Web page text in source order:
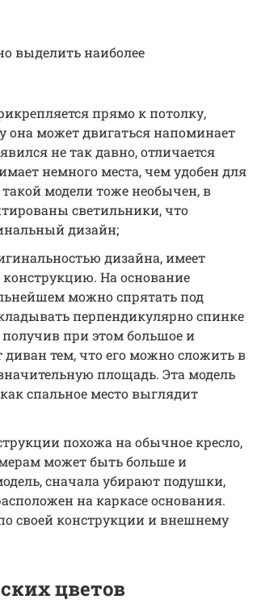
выделить наиболее
прямо к потолку,
она может двигаться напоминает
не так давно, отличается
немного места, чем удобен для
модели тоже необычен, в
светильники, что
дизайн;
дизайна, имеет
На основание
можно спрятать под
перпендикулярно спинке
получив при этом большое и
тем, что его можно сложить в
площадь. Эта модель
спальное место выглядит
похожа на обычное кресло,
может быть больше и
сначала убирают подушки,
на каркасе основания.
своей конструкции и внешнему
цветов